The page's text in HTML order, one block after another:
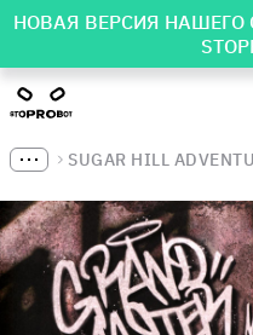
НОВАЯ ВЕРСИЯ НАШЕГО
SUGAR HILL